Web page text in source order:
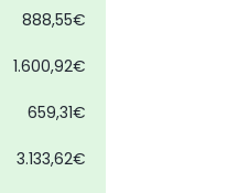
888,55€
1.600,92€
659,31€
3.133,62€